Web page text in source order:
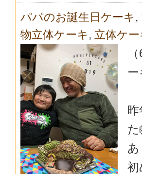
パパのお誕生日ケーキ ,
物立体ケーキ , 立体ケー
初